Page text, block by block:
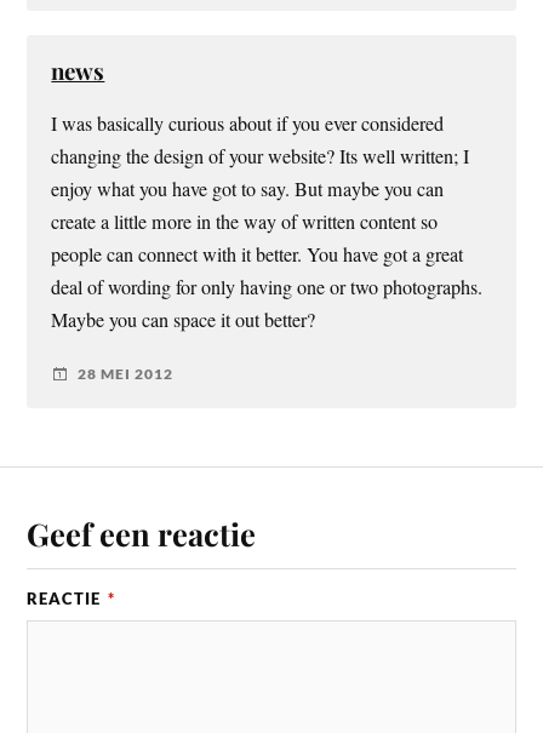
news
I was basically curious about if you ever considered
changing the design of your website? Its well written; I
enjoy what you have got to say. But maybe you can
create a little more in the way of written content so
people can connect with it better. You have got a great
deal of wording for only having one or two photographs.
Maybe you can space it out better?
28 MEI 2012
Geef een reactie
REACTIE *